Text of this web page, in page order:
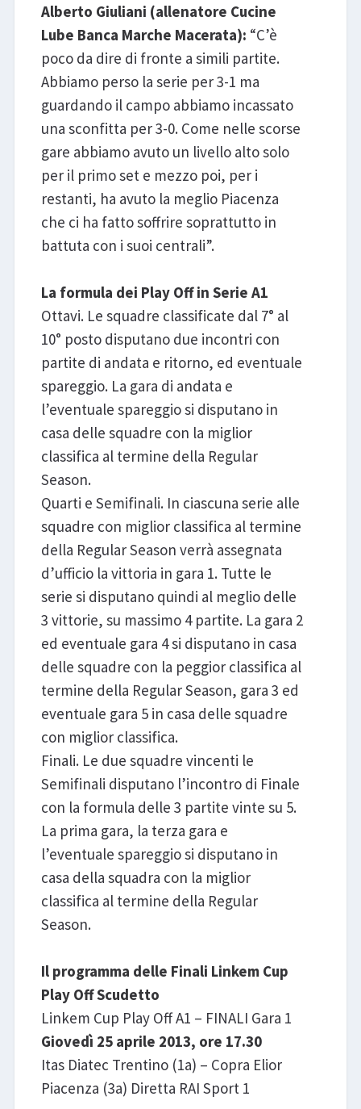
Alberto Giuliani (allenatore Cucine
Lube Banca Marche Macerata): “C’è
poco da dire di fronte a simili partite.
Abbiamo perso la serie per 3-1 ma
guardando il campo abbiamo incassato
una sconfitta per 3-0. Come nelle scorse
gare abbiamo avuto un livello alto solo
per il primo set e mezzo poi, per i
restanti, ha avuto la meglio Piacenza
che ci ha fatto soffrire soprattutto in
battuta con i suoi centrali”.
La formula dei Play Off in Serie A1
Ottavi. Le squadre classificate dal 7° al
10° posto disputano due incontri con
partite di andata e ritorno, ed eventuale
spareggio. La gara di andata e
l’eventuale spareggio si disputano in
casa delle squadre con la miglior
classifica al termine della Regular
Season.
Quarti e Semifinali. In ciascuna serie alle
squadre con miglior classifica al termine
della Regular Season verrà assegnata
d’ufficio la vittoria in gara 1. Tutte le
serie si disputano quindi al meglio delle
3 vittorie, su massimo 4 partite. La gara 2
ed eventuale gara 4 si disputano in casa
delle squadre con la peggior classifica al
termine della Regular Season, gara 3 ed
eventuale gara 5 in casa delle squadre
con miglior classifica.
Finali. Le due squadre vincenti le
Semifinali disputano l’incontro di Finale
con la formula delle 3 partite vinte su 5.
La prima gara, la terza gara e
l’eventuale spareggio si disputano in
casa della squadra con la miglior
classifica al termine della Regular
Season.
Il programma delle Finali Linkem Cup
Play Off Scudetto
Linkem Cup Play Off A1 – FINALI Gara 1
Giovedì 25 aprile 2013, ore 17.30
Itas Diatec Trentino (1a) – Copra Elior
Piacenza (3a) Diretta RAI Sport 1